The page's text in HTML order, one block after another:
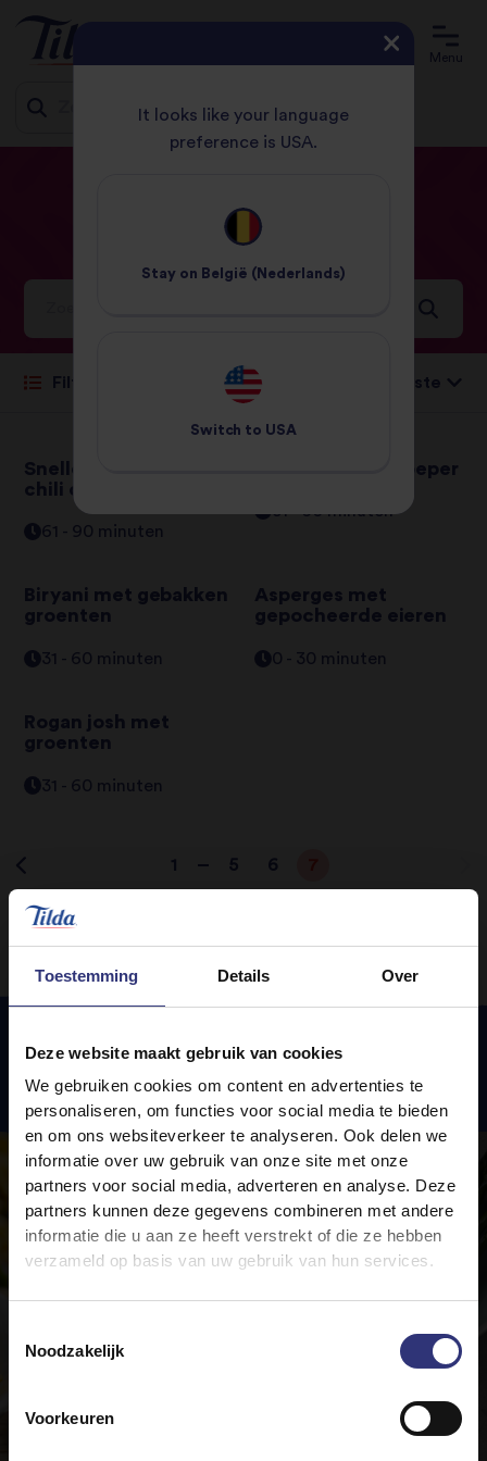
Toestemming Details Over
Deze website maakt gebruik van cookies
We gebruiken cookies om content en advertenties te
personaliseren, om functies voor social media te bieden
en om ons websiteverkeer te analyseren. Ook delen we
informatie over uw gebruik van onze site met onze
partners voor social media, adverteren en analyse. Deze
partners kunnen deze gegevens combineren met andere
informatie die u aan ze heeft verstrekt of die ze hebben
verzameld op basis van uw gebruik van hun services.
Noodzakelijk
Voorkeuren
Menu
recepten
Ideeën en inspiratie voor een wereld vol smaken
Filteren Sorteren op:
Snelle en makkelijke
chili con carne
61 - 90 minuten
Kip met groene peper
31 - 60 minuten
Biryani met gebakken
groenten
31 - 60 minuten
Asperges met
gepocheerde eieren
0 - 30 minuten
Rogan josh met
groenten
31 - 60 minuten
1
5 6
Uitgelichterecepten
It looks like your language
preference is USA.
Stay on België (Nederlands)
Switch to USA